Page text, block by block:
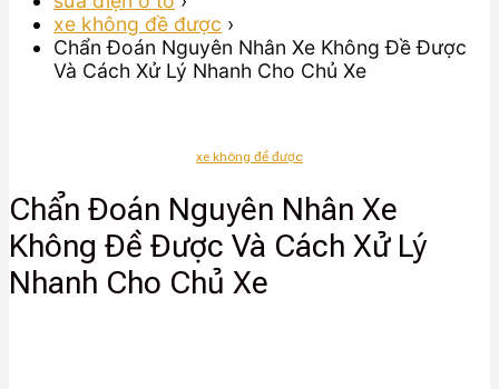
xe không đề được ›
Chẩn Đoán Nguyên Nhân Xe Không Đề Được
Và Cách Xử Lý Nhanh Cho Chủ Xe
xe không đề được
Chẩn Đoán Nguyên Nhân Xe
Không Đề Được Và Cách Xử Lý
Nhanh Cho Chủ Xe